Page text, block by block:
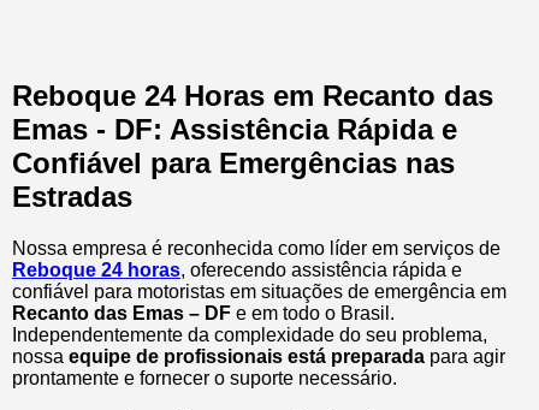
Reboque 24 Horas em Recanto das
Emas - DF: Assistência Rápida e
Confiável para Emergências nas
Estradas
Nossa empresa é reconhecida como líder em serviços de
Reboque 24 horas, oferecendo assistência rápida e
confiável para motoristas em situações de emergência em
Recanto das Emas – DF e em todo o Brasil.
Independentemente da complexidade do seu problema,
nossa equipe de profissionais está preparada para agir
prontamente e fornecer o suporte necessário.